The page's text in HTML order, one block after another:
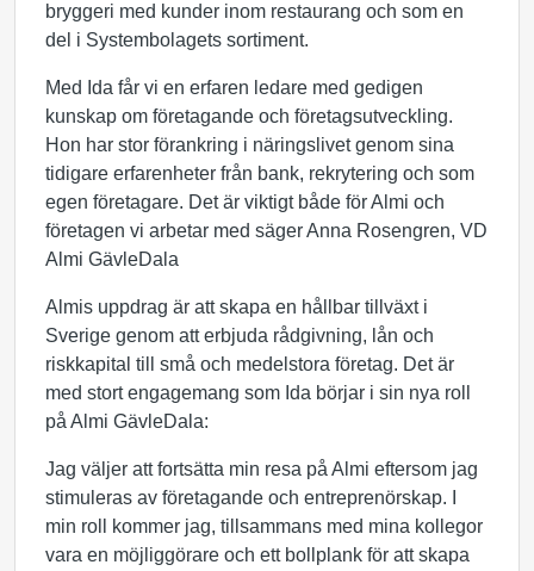
bryggeri med kunder inom restaurang och som en
del i Systembolagets sortiment.
Med Ida får vi en erfaren ledare med gedigen
kunskap om företagande och företagsutveckling.
Hon har stor förankring i näringslivet genom sina
tidigare erfarenheter från bank, rekrytering och som
egen företagare. Det är viktigt både för Almi och
företagen vi arbetar med säger Anna Rosengren, VD
Almi GävleDala
Almis uppdrag är att skapa en hållbar tillväxt i
Sverige genom att erbjuda rådgivning, lån och
riskkapital till små och medelstora företag. Det är
med stort engagemang som Ida börjar i sin nya roll
på Almi GävleDala:
Jag väljer att fortsätta min resa på Almi eftersom jag
stimuleras av företagande och entreprenörskap. I
min roll kommer jag, tillsammans med mina kollegor
vara en möjliggörare och ett bollplank för att skapa